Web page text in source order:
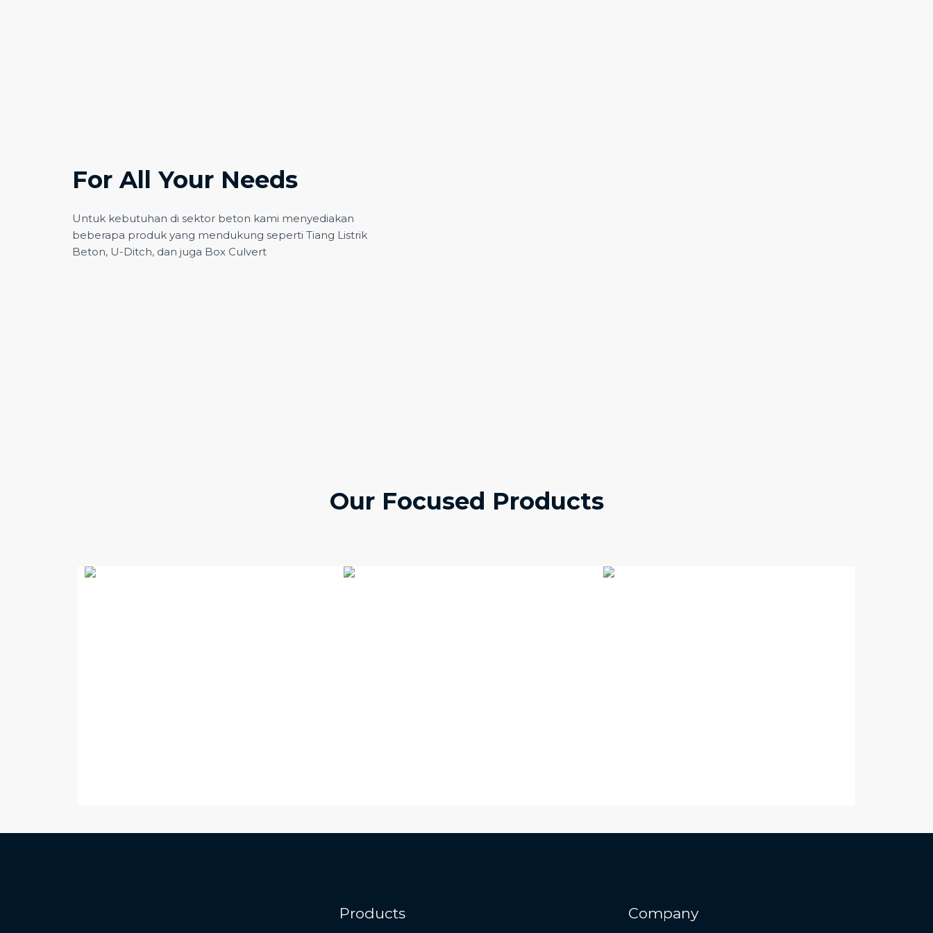
For All Your Needs
Untuk kebutuhan di sektor beton kami menyediakan
beberapa produk yang mendukung seperti Tiang Listrik
Beton, U-Ditch, dan juga Box Culvert
Our Focused Products
Products Company